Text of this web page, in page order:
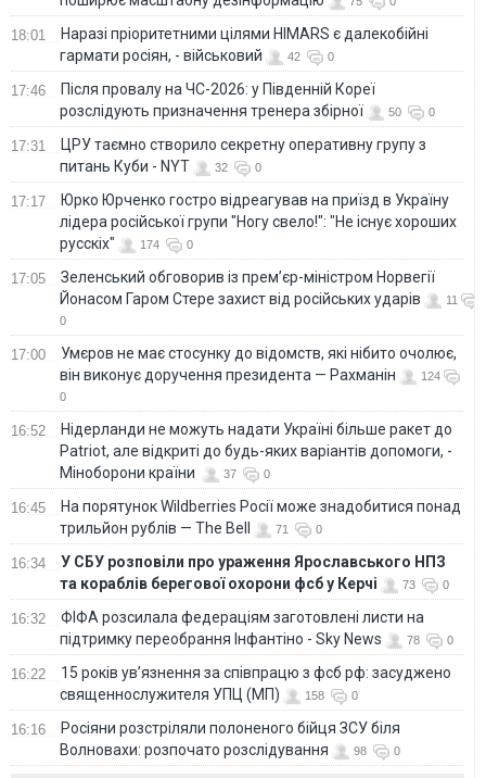
18:01
Наразі пріоритетними цілями HIMARS є далекобійні
гармати росіян, - військовий
42 0
17:46
Після провалу на ЧС-2026: у Південній Кореї
розслідують призначення тренера збірної
50 0
17:31
ЦРУ таємно створило секретну оперативну групу з
питань Куби - NYT
32 0
17:17
Юрко Юрченко гостро відреагував на приїзд в Україну
лідера російської групи "Ногу свело!": "Не існує хороших
русскіх"
174 0
17:05
Зеленський обговорив із прем’єр-міністром Норвегії
Йонасом Гаром Стере захист від російських ударів
11
0
17:00
Умєров не має стосунку до відомств, які нібито очолює,
він виконує доручення президента — Рахманін
124
0
16:52
Нідерланди не можуть надати Україні більше ракет до
Patriot, але відкриті до будь-яких варіантів допомоги, -
Міноборони країни
37 0
16:45
На порятунок Wildberries Росії може знадобитися понад
трильйон рублів — The Bell
71 0
16:34
У СБУ розповіли про ураження Ярославського НПЗ
та кораблів берегової охорони фсб у Керчі
73 0
16:32
ФІФА розсилала федераціям заготовлені листи на
підтримку переобрання Інфантіно - Sky News
78 0
16:22
15 років ув’язнення за співпрацю з фсб рф: засуджено
священнослужителя УПЦ (МП)
158 0
16:16
Росіяни розстріляли полоненого бійця ЗСУ біля
Волновахи: розпочато розслідування
98 0